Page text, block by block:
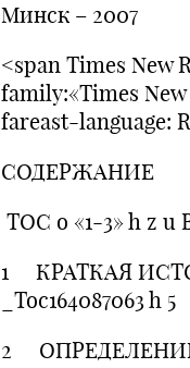
Минск – 2007
<span Times New
family:«Times
fareast-language:
СОДЕРЖАНИЕ
TOC o «1-3» h z u
1 КРАТКАЯ
_Toc164087063 h 5
2